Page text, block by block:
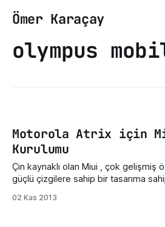
Ömer Karaçay
olympus
Motorola Atrix için
Kurulumu
Çin kaynaklı olan Miui , çok gelişmiş özelleştirmelere ve
güçlü çizgilere sahip bir tasarıma
gelişme olsa gerek, herhangi bir
02 Kas 2013